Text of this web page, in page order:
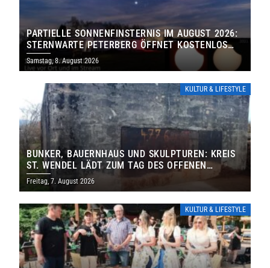
PARTIELLE SONNENFINSTERNIS IM AUGUST 2026:
STERNWARTE PETERBERG ÖFFNET KOSTENLOS
IHRE TORE
Samstag, 8. August 2026
KULTUR & LIFESTYLE
BUNKER, BAUERNHAUS UND SKULPTUREN: KREIS
ST. WENDEL LÄDT ZUM TAG DES OFFENEN
DENKMALS EIN
Freitag, 7. August 2026
KULTUR & LIFESTYLE